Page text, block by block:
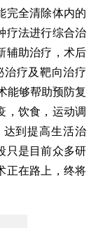
全清除体内的
疗法进行综合治
辅助治疗，术后
治疗及靶向治疗
能够帮助预防复
，饮食，运动调
到提高生活治
只是目前众多研
正在路上，终将